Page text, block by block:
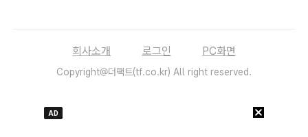
회사소개 로그인 PC화면
Copyright@더팩트(tf.co.kr) All right reserved.
AD